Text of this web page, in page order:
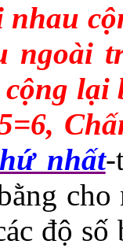
nhau
ngoài
nhất-
độ